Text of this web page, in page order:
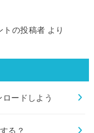
トの投稿者 より
ードしよう
る？